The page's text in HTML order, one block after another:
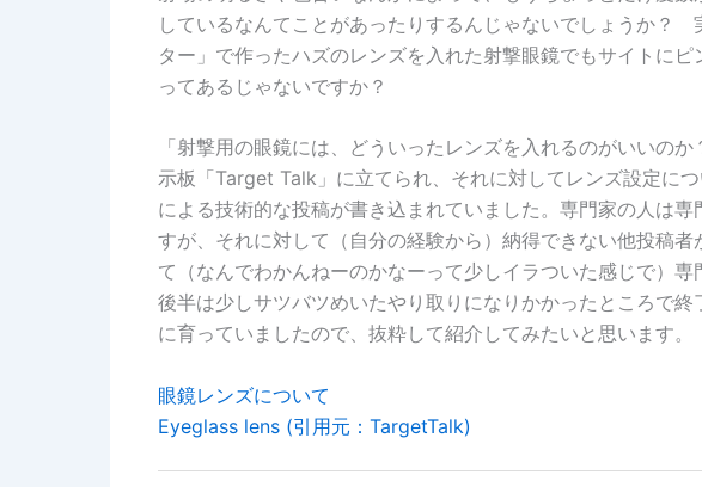
しているなんてことがあったりするんじゃないでしょうか？
ター」で作ったハズのレンズを入れた射撃眼鏡でもサイトに
ってあるじゃないですか？
「射撃用の眼鏡には、どういったレンズを入れるのがいいの
示板「Target Talk」に立てられ、それに対してレンズ設定に
による技術的な投稿が書き込まれていました。専門家の人は
すが、それに対して（自分の経験から）納得できない他投稿
て（なんでわかんねーのかなーって少しイラついた感じで）専
後半は少しサツバツめいたやり取りになりかかったところで
に育っていましたので、抜粋して紹介してみたいと思います。
眼鏡レンズについて
Eyeglass lens (引用元：TargetTalk)